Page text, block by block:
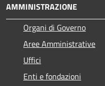
AMMINISTRAZIONE
Organi di Governo
Aree Amministrative
Uffici
Enti e fondazioni